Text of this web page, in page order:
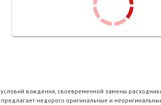
вождения, своевременной замены
недорого оригинальные и неоригинальные